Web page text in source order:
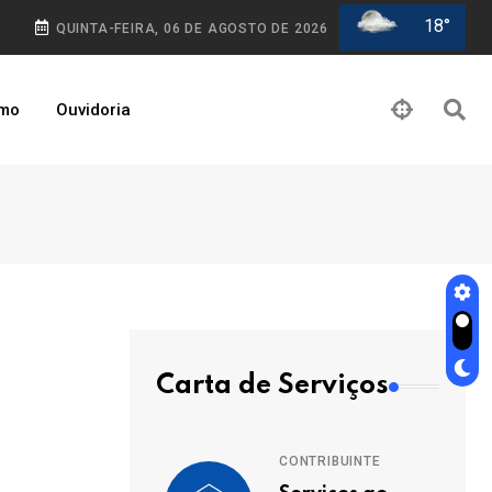
QUINTA-FEIRA, 06 DE AGOSTO DE 2026 18°
Ouvidoria
Carta de Serviços
CONTRIBUINTE